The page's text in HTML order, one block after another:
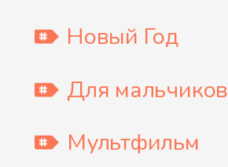
Новый Год
Для мальчиков
Мультфильм